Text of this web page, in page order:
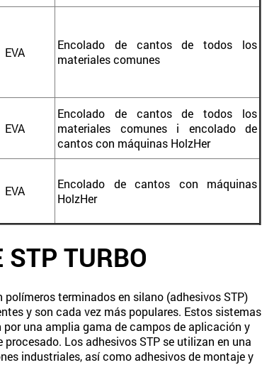
EVA
Encolado de cantos de todos los
materiales comunes
EVA
Encolado de cantos de todos los
materiales comunes i encolado de
cantos con máquinas HolzHer
EVA
Encolado de cantos con máquinas
HolzHer
STP TURBO
polímeros terminados en silano (adhesivos STP)
y son cada vez más populares. Estos sistemas
una amplia gama de campos de aplicación y
procesado. Los adhesivos STP se utilizan en una
industriales, así como adhesivos de montaje y